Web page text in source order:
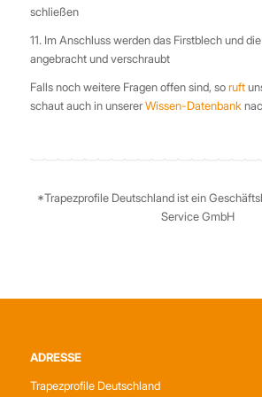
schließen
11. Im Anschluss werden das Firstblech und
angebracht und verschraubt
Falls noch weitere Fragen offen sind, soruft
schaut auch in unsererWissen-Datenbank
*Trapezprofile Deutschland ist ein
Service GmbH
ADRESSE
Trapezprofile Deutschland